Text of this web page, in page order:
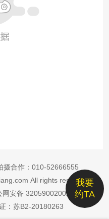
我要
约TA
摄合作： 010-52666555
All rights reserved
网安备 32059002002885号
：苏B2-20180263